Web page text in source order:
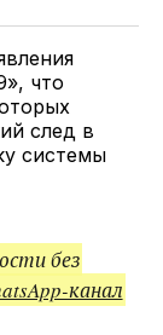
что
след в
системы
без
канал